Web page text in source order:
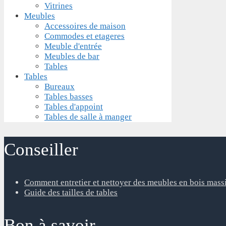
Vitrines
Meubles
Accessoires de maison
Commodes et etageres
Meuble d'entrée
Meubles de bar
Tables
Tables
Bureaux
Tables basses
Tables d'appoint
Tables de salle à manger
Conseiller
Comment entretier et nettoyer des meubles en bois
Guide des tailles de tables